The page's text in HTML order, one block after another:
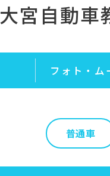
大宮自動車
フォト・ ム
普通車